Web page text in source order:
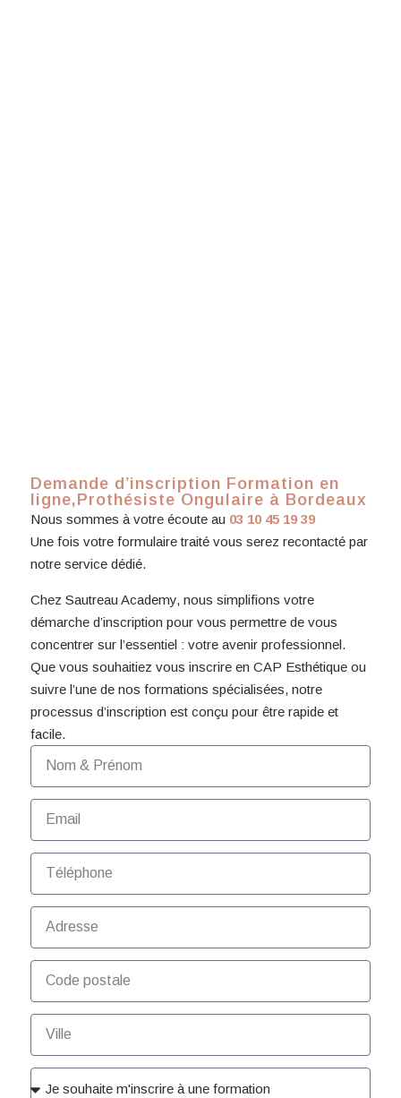
Demande d’inscription Formation en
ligne,Prothésiste Ongulaire à Bordeaux
Nous sommes à votre écoute au 03 10 45 19 39
Une fois votre formulaire traité vous serez recontacté par
notre service dédié.
Chez Sautreau Academy, nous simplifions votre
démarche d’inscription pour vous permettre de vous
concentrer sur l’essentiel : votre avenir professionnel.
Que vous souhaitiez vous inscrire en CAP Esthétique ou
suivre l’une de nos formations spécialisées, notre
processus d’inscription est conçu pour être rapide et
facile.